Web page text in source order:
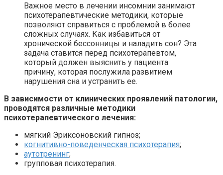
Важное место в лечении инсомнии занимают
психотерапевтические методики, которые
позволяют справиться с проблемой в более
сложных случаях. Как избавиться от
хронической бессонницы и наладить сон? Эта
задача ставится перед психотерапевтом,
который должен выяснить у пациента
причину, которая послужила развитием
нарушения сна и устранить ее.
В зависимости от клинических проявлений патологии,
проводятся различные методики
психотерапевтического лечения:
мягкий Эриксоновский гипноз;
когнитивно-поведенческая психотерапия;
аутотренинг;
групповая психотерапия.